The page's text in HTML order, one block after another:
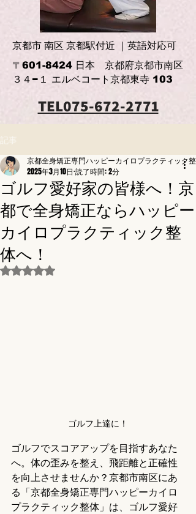
京都市 南区 京都駅付近 ｜英語対応可
〒601-8424 日本 京都府京都市南区
３４−１ エルベコート京都東寺 103
TEL075-672-2771
記事
ゴルフ愛好家の皆様へ！京
都で全身矯正ならハッピー
カイロプラクティック整
体へ！
京都全身矯正専門ハッピーカイロプラクティック整
2025年3月10日 読了時間: 2分
5つ星のうちNaNと評価されています。
ゴルフ上達に！
ゴルフでスコアアップを目指すあなた
へ。体の歪みを整え、飛距離と正確性
を向上させませんか？京都市南区にあ
る「京都全身矯正専門ハッピーカイロ
プラクティック整体」は、ゴルフ愛好